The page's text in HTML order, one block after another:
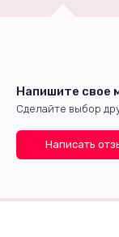
Напишите свое
Сделайте выбор
Написать